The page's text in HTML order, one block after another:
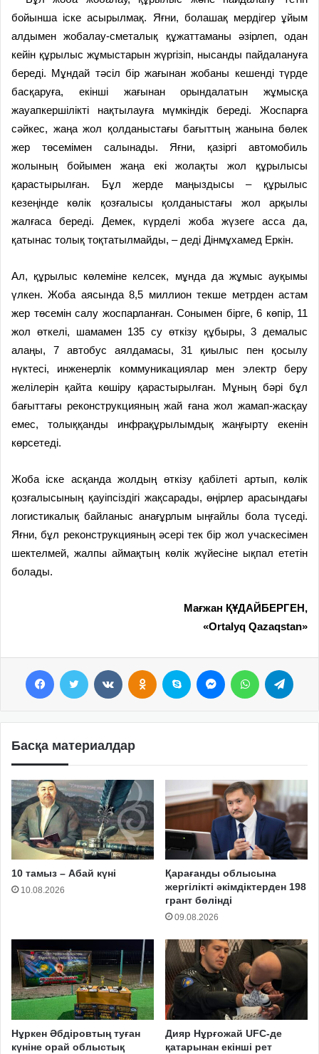
бойынша іске асырылмақ. Яғни, болашақ мердігер ұйым
алдымен жобалау­-сметалық құжаттаманы әзірлеп, одан
кейін құрылыс жұмыстарын жүргізіп, нысанды пайдалануға
береді. Мұндай тәсіл бір жағынан жобаны кешенді түрде
басқаруға, екінші жағынан орындалатын жұмысқа
жауапкершілікті нақтылауға мүмкіндік береді. Жоспарға
сәйкес, жаңа жол қолданыстағы бағыттың жанына бөлек
жер төсемімен салынады. Яғни, қазіргі автомобиль
жолының бойымен жаңа екі жолақты жол құрылысы
қарастырылған. Бұл жерде маңыздысы – құрылыс
кезеңінде көлік қозғалысы қолданыстағы жол арқылы
жалғаса береді. Демек, күрделі жоба жүзеге асса да,
қатынас толық тоқтатылмайды, – деді Дінмұхамед Еркін.
Ал, құрылыс көлеміне келсек, мұнда да жұмыс ауқымы
үлкен. Жоба аясында 8,5 миллион текше метрден астам
жер төсемін салу жоспарланған. Сонымен бірге, 6 көпір, 11
жол өткелі, шамамен 135 су өткізу құбыры, 3 демалыс
алаңы, 7 автобус аялдамасы, 31 қиылыс пен қосылу
нүктесі, инженерлік коммуникациялар мен электр беру
желілерін қайта көшіру қарастырылған. Мұның бәрі бұл
бағыттағы реконструкцияның жай ғана жол жамап-жасқау
емес, толыққанды инфрақұрылымдық жаңғырту екенін
көрсетеді.
Жоба іске асқанда жолдың өткізу қабілеті артып, көлік
қозғалысының қауіпсіздігі жақсарады, өңірлер арасындағы
логистикалық байланыс анағұрлым ыңғайлы бола түседі.
Яғни, бұл реконструкцияның әсері тек бір жол учаскесімен
шектелмей, жалпы аймақтың көлік жүйесіне ықпал ететін
болады.
Мағжан ҚҰДАЙБЕРГЕН,
«Ortalyq Qazaqstan»
Басқа материалдар
10 тамыз – Абай күні
10.08.2026
Қарағанды облысына
жергілікті әкімдіктерден 198
грант бөлінді
09.08.2026
Нұркен Әбдіровтың туған
күніне орай облыстық
Дияр Нұрғожай UFC-де
қатарынан екінші рет